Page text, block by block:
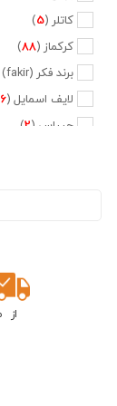
کاتلر (5
)
کرکماز (88
)
برند فکر (fakir) آلمانی اصلی (
لایف اسمایل (
جیپاس (2
)
)
جی وی سی (از